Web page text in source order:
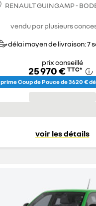
RENAULT GUINGAMP -
vendu par plusieurs
délai moyen de livraison: 7
prix conseillé
25 970 € TTC*
prime Coup de Pouce de 3 620 €
voir les détails